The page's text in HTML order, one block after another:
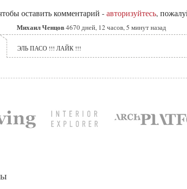
оставить комментарий - авторизуйтесь,
Михаил Ченцов4670 дней, 12 часов, 5 минут назад
ЭЛЬ ПАСО !!! ЛАЙК !!!